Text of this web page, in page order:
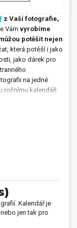
napíšte nám
Produkty
z Vaší fotografie,
Vám vyrobíme
potěšit nejen
která potěší i jako
jako dárek pro
na jedné
ročnímu kalendáři
nejoblíbenější
fotokalendáře.
Kalendář je
jen tak pro